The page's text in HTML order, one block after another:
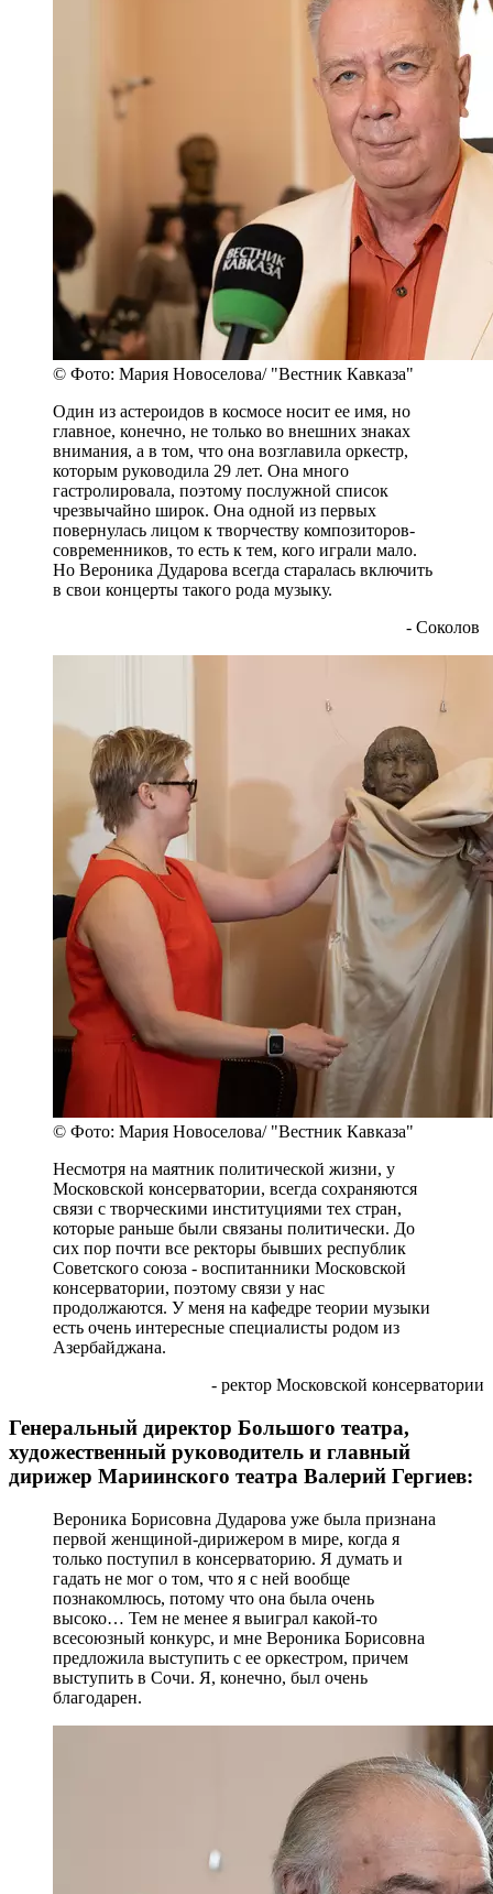
© Фото: Мария Новоселова/ "Вестник Кавказа"
Один из астероидов в космосе носит ее имя, но
главное, конечно, не только во внешних знаках
внимания, а в том, что она возглавила оркестр,
которым руководила 29 лет. Она много
гастролировала, поэтому послужной список
чрезвычайно широк. Она одной из первых
повернулась лицом к творчеству композиторов-
современников, то есть к тем, кого играли мало.
Но Вероника Дударова всегда старалась включить
в свои концерты такого рода музыку.
- Соколов
© Фото: Мария Новоселова/ "Вестник Кавказа"
Несмотря на маятник политической жизни, у
Московской консерватории, всегда сохраняются
связи с творческими институциями тех стран,
которые раньше были связаны политически. До
сих пор почти все ректоры бывших республик
Советского союза - воспитанники Московской
консерватории, поэтому связи у нас
продолжаются. У меня на кафедре теории музыки
есть очень интересные специалисты родом из
Азербайджана.
- ректор Московской консерватории
Генеральный директор Большого театра,
художественный руководитель и главный
дирижер Мариинского театра Валерий Гергиев:
Вероника Борисовна Дударова уже была признана
первой женщиной-дирижером в мире, когда я
только поступил в консерваторию. Я думать и
гадать не мог о том, что я с ней вообще
познакомлюсь, потому что она была очень
высоко… Тем не менее я выиграл какой-то
всесоюзный конкурс, и мне Вероника Борисовна
предложила выступить с ее оркестром, причем
выступить в Сочи. Я, конечно, был очень
благодарен.